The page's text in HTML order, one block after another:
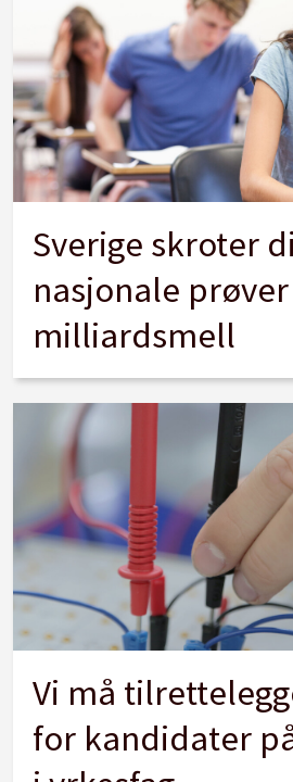
Sverige skroter
nasjonale
milliardsmell
Vi må
for kandidater